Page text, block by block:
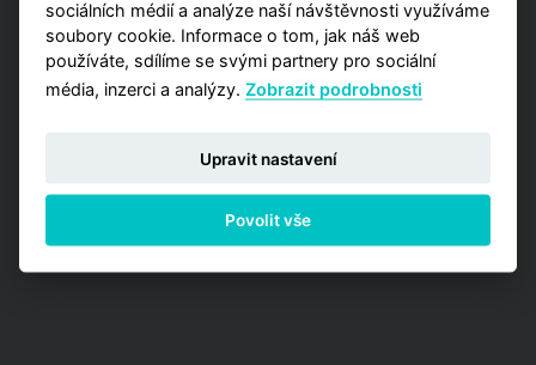
také detailnější data zaměřená na užší výběr
pražských lokalit? Vyzkoušejte naší aplikaci
Analýzy trhu, kde máte příležitost zakoupit
jednu z detailních analýz vypracovaných pro
PŘEJÍT NA ANALÝZY
sociálních médií a analýze naší návštěvnosti využíváme
soubory cookie. Informace o tom, jak náš web
používáte, sdílíme se svými partnery pro sociální
média, inzerci a analýzy.Zobrazit podrobnosti
Upravit nastavení
Povolit vše